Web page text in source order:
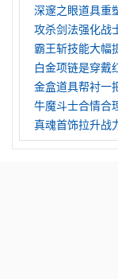
深邃之眼道具重
攻杀剑法强化战
霸王斩技能大幅
白金项链是穿戴
金盒道具帮衬一
牛魔斗士合情合
真魂首饰拉升战